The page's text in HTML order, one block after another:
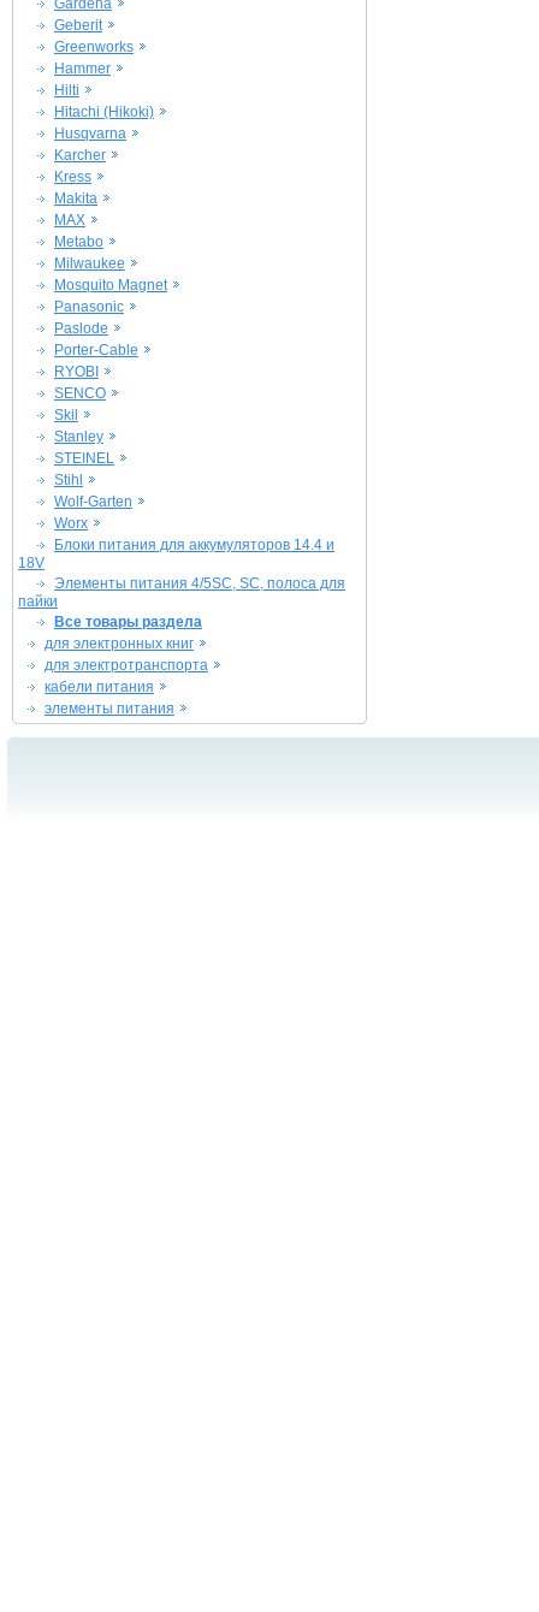
Gardena
Geberit
Greenworks
Hammer
Hilti
Hitachi (Hikoki)
Husqvarna
Karcher
Kress
Makita
MAX
Metabo
Milwaukee
Mosquito Magnet
Panasonic
Paslode
Porter-Cable
RYOBI
SENCO
Skil
Stanley
STEINEL
Stihl
Wolf-Garten
Worx
Блоки питания для аккумуляторов 14.4 и
18V
Элементы питания 4/5SC, SC, полоса для
пайки
Все товары раздела
для электронных книг
для электротранспорта
кабели питания
элементы питания